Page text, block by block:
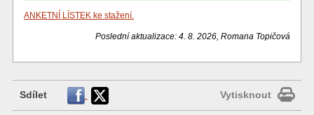
ANKETNÍ LÍSTEK ke stažení.
Poslední aktualizace: 4. 8. 2026, Romana Topičová
Sdílet Vytisknout